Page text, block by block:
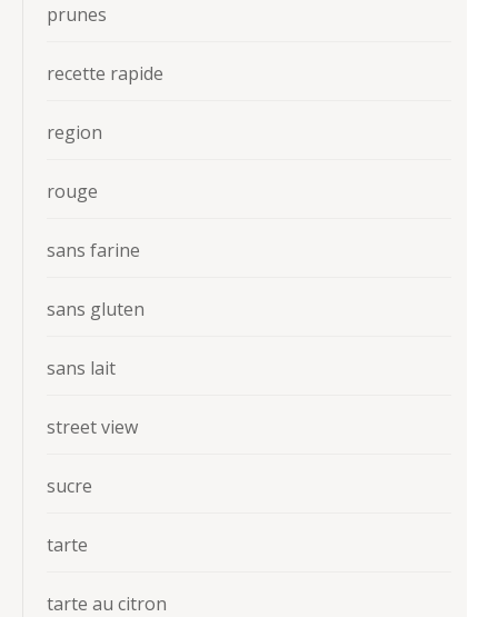
prunes
recette rapide
region
rouge
sans farine
sans gluten
sans lait
street view
sucre
tarte
tarte au citron